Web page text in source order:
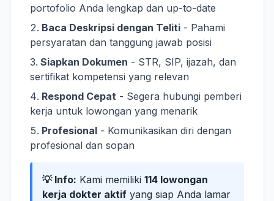
portofolio Anda lengkap dan up-to-date
Baca Deskripsi dengan Teliti - Pahami
persyaratan dan tanggung jawab posisi
Siapkan Dokumen - STR, SIP, ijazah, dan
sertifikat kompetensi yang relevan
Respond Cepat - Segera hubungi pemberi
kerja untuk lowongan yang menarik
Profesional - Komunikasikan diri dengan
profesional dan sopan
💡 Info: Kami memiliki 114 lowongan
kerja dokter aktif yang siap Anda lamar